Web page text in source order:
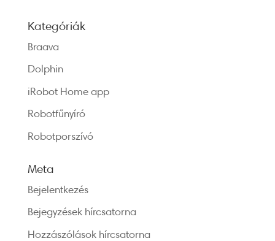
Kategóriák
Braava
Dolphin
iRobot Home app
Robotfűnyíró
Robotporszívó
Meta
Bejelentkezés
Bejegyzések hírcsatorna
Hozzászólások hírcsatorna